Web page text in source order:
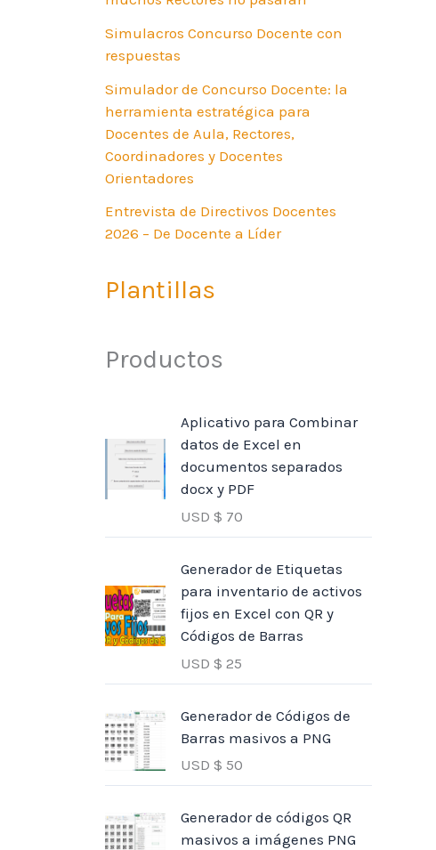
Simulacros Concurso Docente con
respuestas
Simulador de Concurso Docente: la
herramienta estratégica para
Docentes de Aula, Rectores,
Coordinadores y Docentes
Orientadores
Entrevista de Directivos Docentes
2026 – De Docente a Líder
Plantillas
Productos
Aplicativo para Combinar
datos de Excel en
documentos separados
docx y PDF
USD $ 70
Generador de Etiquetas
para inventario de activos
fijos en Excel con QR y
Códigos de Barras
USD $ 25
Generador de Códigos de
Barras masivos a PNG
USD $ 50
Generador de códigos QR
masivos a imágenes PNG